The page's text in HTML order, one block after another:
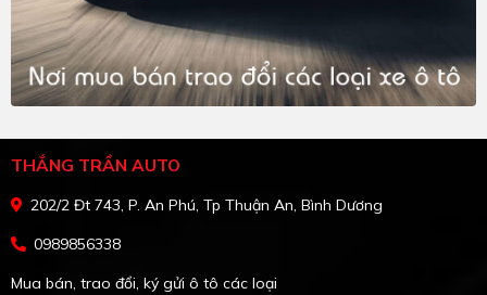
THẮNG TRẦN AUTO
202/2 Đt 743, P. An Phú, Tp Thuận An, Bình Dương
0989856338
Mua bán, trao đổi, ký gửi ô tô các loại